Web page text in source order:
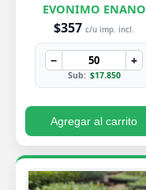
EVONIMO ENANO
$357 c/u imp. incl.
− +
Sub: $17.850
Agregar al carrito